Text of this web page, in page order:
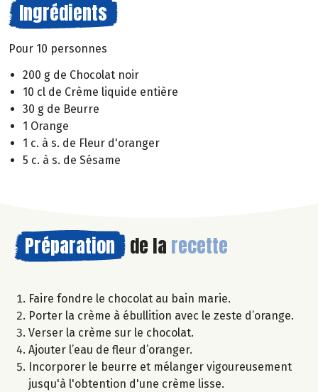
Ingrédients
Pour 10 personnes
200 g de Chocolat noir
10 cl de Crème liquide entière
30 g de Beurre
1 Orange
1 c. à s. de Fleur d'oranger
5 c. à s. de Sésame
Préparation de la recette
Faire fondre le chocolat au bain marie.
Porter la crème à ébullition avec le zeste d’orange.
Verser la crème sur le chocolat.
Ajouter l’eau de fleur d’oranger.
Incorporer le beurre et mélanger vigoureusement
jusqu'à l'obtention d'une crème lisse.